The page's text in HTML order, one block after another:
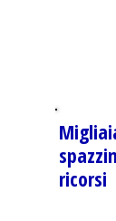
ricorsi